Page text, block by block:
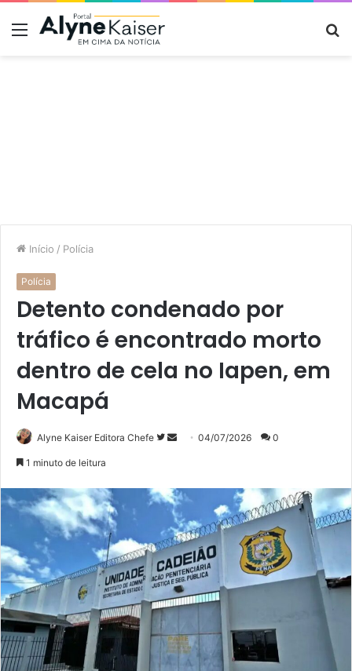
Menu
Início / Polícia
Polícia
Detento condenado por
tráfico é encontrado morto
dentro de cela no Iapen, em
Macapá
Alyne Kaiser Editora Chefe
SigaMande
mail
04/07/2026 0
1 minuto de leitura